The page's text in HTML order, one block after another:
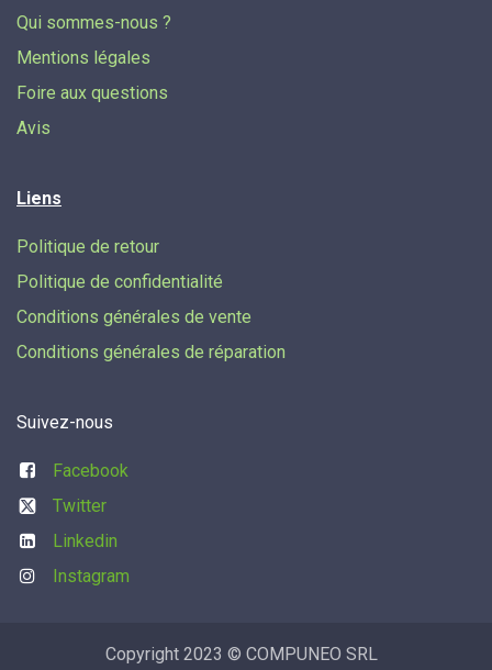
Qui sommes-nous ?
Mentions légales
Foire aux questions
Avis
Liens
Politique de retour
Politique de confidentialité
Conditions générales de vente
Conditions générales de réparation
Suivez-nous
Facebook
Twitter
Linkedin
Instagram
Copyright 2023 © COMPUNEO SRL